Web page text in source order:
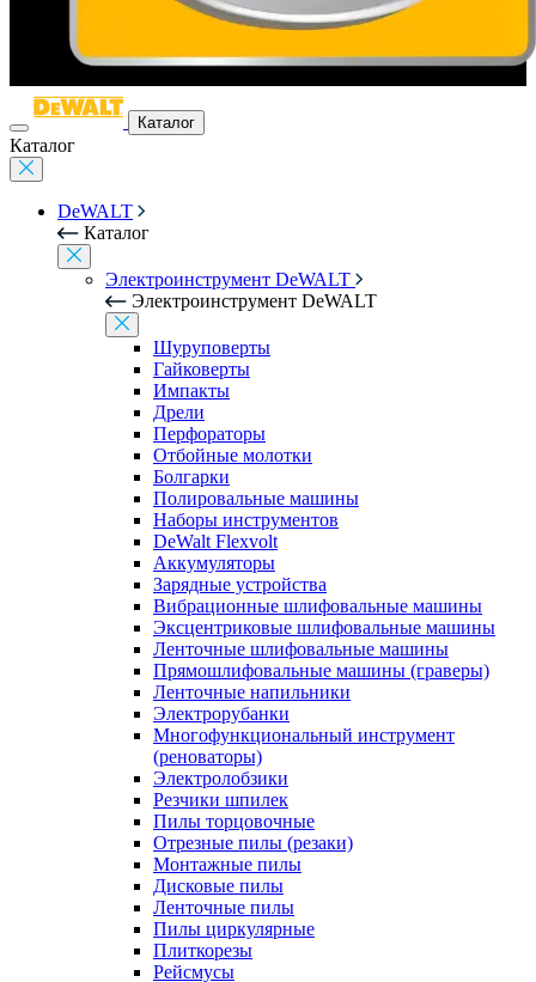
Каталог
Каталог
DeWALT
Каталог
Электроинструмент DeWALT
Электроинструмент DeWALT
Шуруповерты
Гайковерты
Импакты
Дрели
Перфораторы
Отбойные молотки
Болгарки
Полировальные машины
Наборы инструментов
DeWalt Flexvolt
Аккумуляторы
Зарядные устройства
Вибрационные шлифовальные машины
Эксцентриковые шлифовальные машины
Ленточные шлифовальные машины
Прямошлифовальные машины (граверы)
Ленточные напильники
Электрорубанки
Многофункциональный инструмент
(реноваторы)
Электролобзики
Резчики шпилек
Пилы торцовочные
Отрезные пилы (резаки)
Монтажные пилы
Дисковые пилы
Ленточные пилы
Пилы циркулярные
Плиткорезы
Рейсмусы